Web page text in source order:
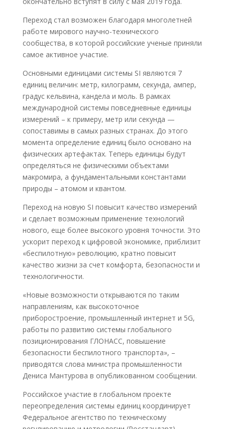
Переход стал возможен благодаря многолетней
работе мирового научно-технического
сообщества, в которой российские ученые приняли
самое активное участие.
Основными единицами системы SI являются 7
единиц величин: метр, килограмм, секунда, ампер,
градус кельвина, кандела и моль. В рамках
международной системы повседневные единицы
измерений – к примеру, метр или секунда —
сопоставимы в самых разных странах. До этого
момента определение единиц было основано на
физических артефактах. Теперь единицы будут
определяться не физическими объектами
макромира, а фундаментальными константами
природы – атомом и квантом.
Переход на новую SI повысит качество измерений
и сделает возможным применение технологий
нового, еще более высокого уровня точности. Это
ускорит переход к цифровой экономике, приблизит
«беспилотную» революцию, кратно повысит
качество жизни за счет комфорта, безопасности и
технологичности.
«Новые возможности открываются по таким
направлениям, как высокоточное
приборостроение, промышленный интернет и 5G,
работы по развитию системы глобального
позиционирования ГЛОНАСС, повышение
безопасности беспилотного транспорта», –
приводятся слова министра промышленности
Дениса Мантурова в опубликованном сообщении.
Российское участие в глобальном проекте
переопределения системы единиц координирует
Федеральное агентство по техническому